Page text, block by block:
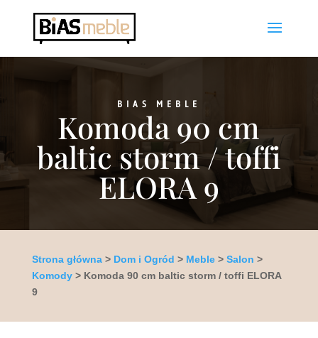
BIAS MEBLE
Komoda 90 cm
baltic storm / toffi
ELORA 9
Strona główna> Dom i Ogród > Meble> Salon >
Komody> Komoda 90 cm baltic storm / toffi ELORA
9